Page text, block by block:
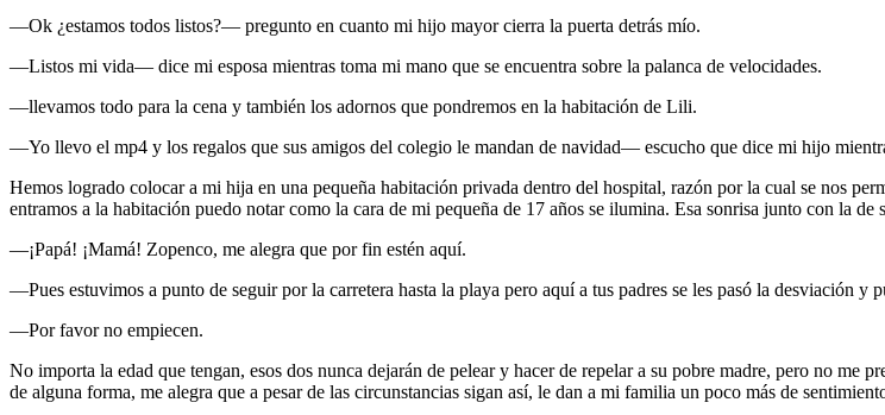
—Ok ¿estamos todos listos?— pregunto en cuanto mi hijo mayor cierra la puerta detrás mío.
—Listos mi vida— dice mi esposa mientras toma mi mano que se encuentra sobre la palanca de velocidades.
—llevamos todo para la cena y también los adornos que pondremos en la habitación de Lili.
—Yo llevo el mp4 y los regalos que sus amigos del colegio le mandan de navidad— escucho que dice mi hijo
Hemos logrado colocar a mi hija en una pequeña habitación privada dentro del hospital, razón por la cual se nos
entramos a la habitación puedo notar como la cara de mi pequeña de 17 años se ilumina. Esa sonrisa junto con la
—¡Papá! ¡Mamá! Zopenco, me alegra que por fin estén aquí.
—Pues estuvimos a punto de seguir por la carretera hasta la playa pero aquí a tus padres se les pasó la desviación y
—Por favor no empiecen.
No importa la edad que tengan, esos dos nunca dejarán de pelear y hacer de repelar a su pobre madre, pero no
de alguna forma, me alegra que a pesar de las circunstancias sigan así, le dan a mi familia un poco más de